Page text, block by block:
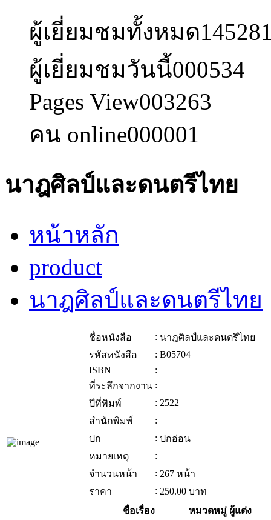
ผู้เยี่ยมชมทั้งหมด
ผู้เยี่ยมชมวันนี้000534
Pages View003263
คน online000001
นาฎศิลป์และดนตรีไทย
หน้าหลัก
product
นาฎศิลป์และดนตรีไทย
ชื่อหนังสือ : นาฎศิลป์และดนตรีไทย
รหัสหนังสือ
: B05704
ISBN
:
ที่ระลึกจากงาน :
ปีที่พิมพ์
: 2522
สำนักพิมพ์
:
ปก
: ปกอ่อน
หมายเหตุ
:
จำนวนหน้า
: 267 หน้า
ราคา
: 250.00 บาท
ชื่อเรื่อง
หมวดหมู่ ผู้แต่ง